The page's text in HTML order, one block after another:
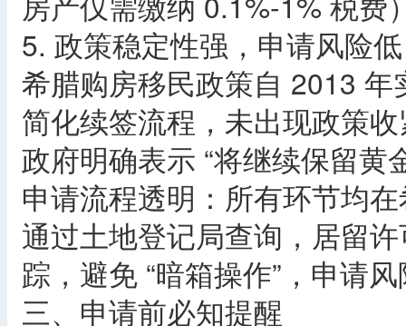
5. 政策稳定性强，申请风险低​
希腊购房移民政策自 2013
简化续签流程，未出现政策
政府明确表示 “将继续保留黄
申请流程透明：所有环节均
通过土地登记局查询，居留
踪，避免 “暗箱操作”，申请
三、申请前必知提醒​